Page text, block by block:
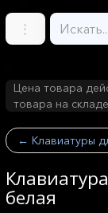
Цена товара
товара на
← Клавиатуры
белая